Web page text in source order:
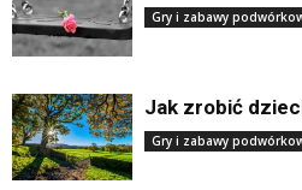
Gry i zabawy
Jak zrobić
Gry i zabawy